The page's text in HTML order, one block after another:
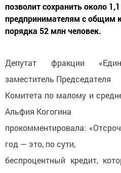
позволит сохранить около
предпринимателям с общим
порядка 52 млн человек.
Депутат фракции
заместитель Председателя
Комитета по малому и
Альфия Когогина
прокомментировала:
год — это, по сути,
беспроцентный кредит,